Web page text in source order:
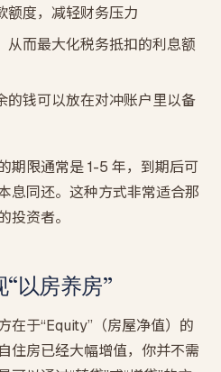
额度，减轻财务压力
从而最大化税务抵扣的利息额
的钱可以放在对冲账户里以备
期限通常是 1-5 年，到期后可
息同还。这种方式非常适合那
投资者。
以房养房”
在于“Equity”（房屋净值）的
住房已经大幅增值，你并不需